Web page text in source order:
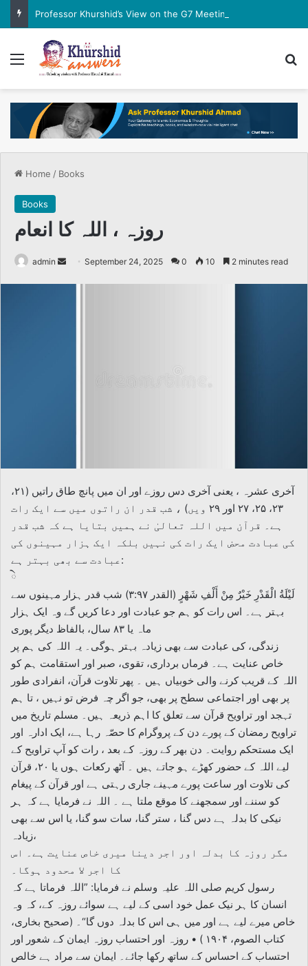
Professor Khurshid’s View on the G7 Meeting
Menu
Home / Books
Books
روزہ ، اللہ کا انعام
admin
Send September 24, 2025 0 10 2 minutes read
آخری عشرہ ، یعنی آخری دس روزے اور ان میں پانچ طاق راتیں (۲۱،
۲۳، ۲۵، ۲۷ اور ۲۹ ویں) ، شب قدر ان راتوں میں سے ایک رات
ہے۔ قرآن میں اللہ تعالیٰ نے ہمیں بتایا ہے کہ شب قدر
کی عبادت محض ایک رات کی نہیں بلکہ ایک ہزار مہینوں کی
عبادت سے بھی بہتر ہے:
ེ
لَيْلَةُ الْقَدْرِ خَيْرٌ مِنْ أَلْفِ شَهْرٍ (القدر ۳:۹۷) شب قدر ہزار مہینوں سے
بہتر ہے۔ اس رات کو ہم جو عبادت اور دعا کریں گے وہ ایک ہزار
ماہ یا ۸۳ سال، بالفاظ دیگر پوری
زندگی، کی عبادت سے بھی زیادہ بہتر ہوگی۔ یہ اللہ کی ہم پر
خاص عنایت ہے۔ فرماں برداری، تقوی، صبر اور استقامت ہم کو
اللہ کے قریب کرنے والی خوبیاں ہیں ۔ پھر تلاوت قرآن، انفرادی طور
پر بھی اور اجتماعی سطح پر بھی، جو اگر چہ فرض تو نہیں ، تا ہم
تہجد اور تراویح قرآن سے تعلق کا اہم ذریعہ ہیں۔ مسلم تاریخ میں
تراویح رمضان کے پورے دن کے پروگرام کا حصّہ رہا ہے، ایک ادارہ اور
ایک مستحکم روایت۔ دن بھر کے روزہ کے بعد ، رات کو آپ تراویح کے
لیے اللہ کے حضور کھڑے ہو جاتے ہیں ۔ آٹھ رکعات ہوں یا ۲۰، قرآن
کی تلاوت اور ساعت پورے مہینے جاری رہتی ہے اور قرآن کے پیغام
کو سننے اور سمجھنے کا موقع ملتا ہے ۔ اللہ نے فرمایا ہے کہ ہر
نیکی کا بدلہ ہے دس گنا ، ستر گنا، سات سو گنا، یا اس سے بھی
زیادہ،
مگر روزہ کا بدلہ اور اجر دینا میری خاص عنایت ہے۔ اس
کا اجر لا محدود ہوگا۔
رسول کریم صلی اللہ علیہ وسلم نے فرمایا: ”اللہ فرماتا ہے کہ
انسان کا ہر نیک عمل خود اسی کے لیے ہے سوائے روزہ کے، کہ وہ
خاص میرے لیے ہے اور میں ہی اس کا بدلہ دوں گا“۔ (صحیح بخاری،
کتاب الصوم، ۱۹۰۴ ) • روزہ اور احتساب روزہ ایمان کے شعور اور
احتساب کے احساس کے ساتھ رکھا جائے۔ ایمان سے مراد ہے خالص